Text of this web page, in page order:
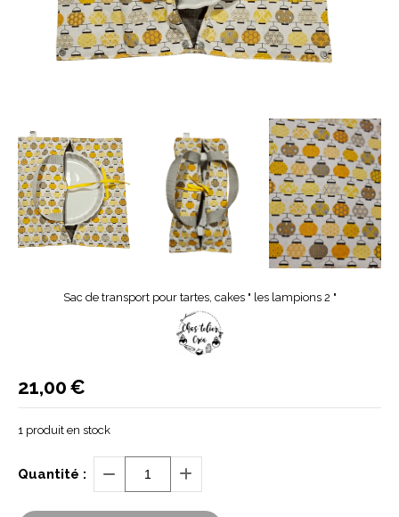
Sac de transport pour tartes, cakes " les lampions 2 "
21,00€
1 produit en stock
Quantité :